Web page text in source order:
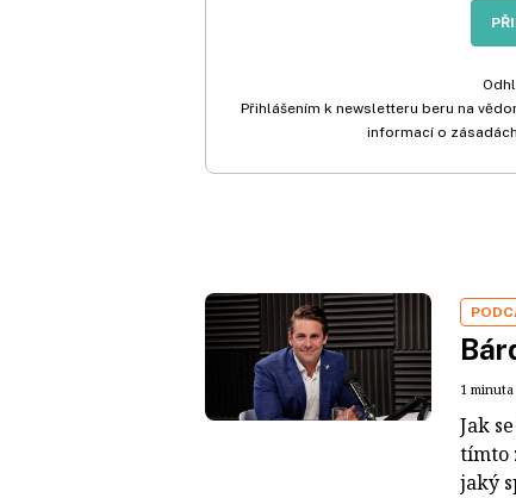
Přihlášením k newsletteru beru na
informací o
1
Jak
tímto
jaký